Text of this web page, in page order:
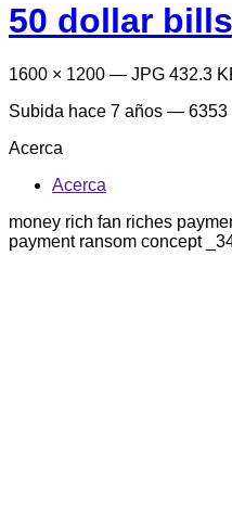
50 dollar bills
1600 × 1200 — JPG 432.3
Subida hace 7 años — 6353
Acerca
Acerca
money rich fan riches
payment ransom concept